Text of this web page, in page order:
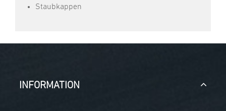
Staubkappen
INFORMATION